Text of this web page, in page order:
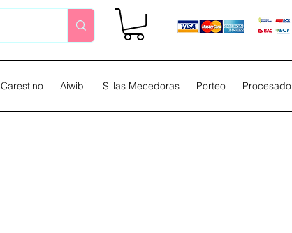
Carestino Aiwibi Sillas Mecedoras Porteo